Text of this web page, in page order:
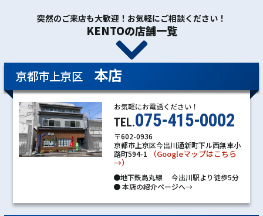
突然のご来店も大歓迎！お気軽にご相談ください！
KENTOの店舗一覧
京都市上京区 本店
お気軽にお電話ください！
TEL.075-415-0002
〒602-0936
京都市上京区今出川通新町下ル西無車小
路町594-1
（Googleマップはこちら
→）
●地下鉄烏丸線 今出川駅より徒歩5分
●本店の紹介ページへ→